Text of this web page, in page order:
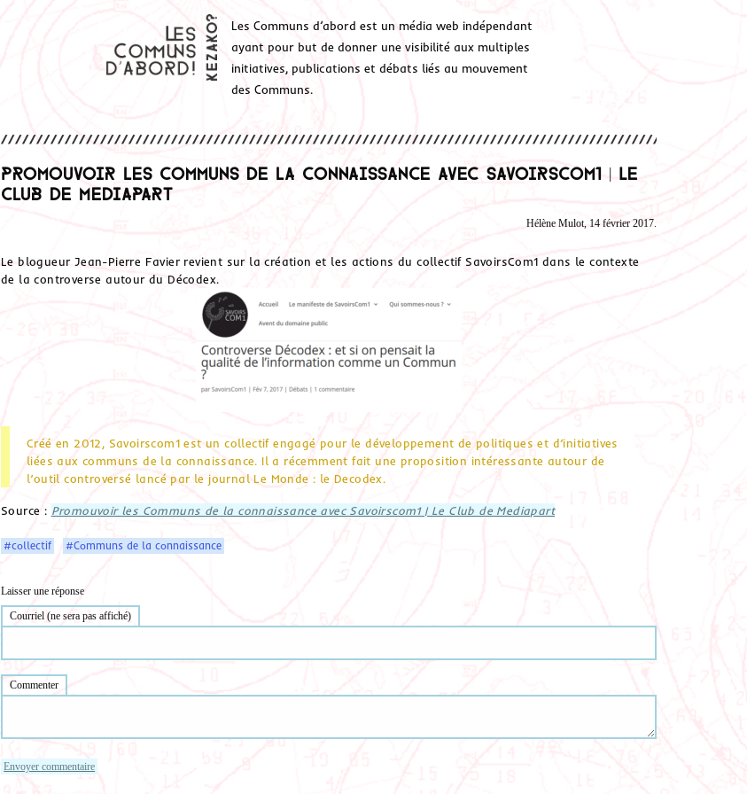
Les Communs d’abord est un média web indépendant
ayant pour but de donner une visibilité aux multiples
initiatives, publications et débats liés au mouvement
des Communs.
Promouvoir les Communs de la connaissance avec Savoirscom1 | Le
Club de Mediapart
Hélène Mulot, 14 février 2017.
Le blogueur Jean-Pierre Favier revient sur la création et les actions du collectif SavoirsCom1 dans le contexte
de la controverse autour du Décodex.
Créé en 2012, Savoirscom1 est un collectif engagé pour le développement de politiques et d’initiatives
liées aux communs de la connaissance. Il a récemment fait une proposition intéressante autour de
l’outil controversé lancé par le journal Le Monde : le Decodex.
Source : Promouvoir les Communs de la connaissance avec Savoirscom1 | Le Club de Mediapart
#collectif #Communs de la connaissance
Laisser une réponse
Courriel (ne sera pas affiché)
Commenter